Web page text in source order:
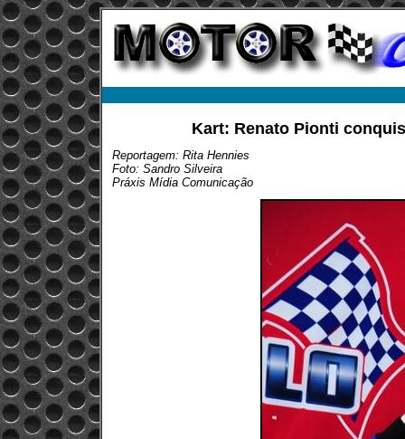
Kart: Renato Pionti
Reportagem: Rita Hennies
Foto: Sandro Silveira
Práxis Mídia Comunicação